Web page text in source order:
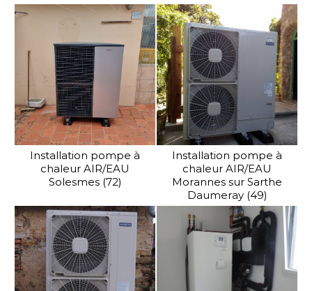
Installation pompe à
chaleur AIR/EAU
Solesmes (72)
Installation pompe à
chaleur AIR/EAU
Morannes sur Sarthe
Daumeray (49)